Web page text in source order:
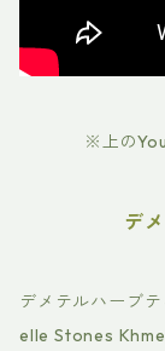
※上の
デ
デメテルハーブ
elle Stones